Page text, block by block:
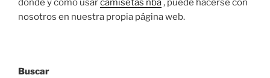
dónde y cómo usarcamisetas nba, puede hacerse con
nosotros en nuestra propia página web.
Buscar